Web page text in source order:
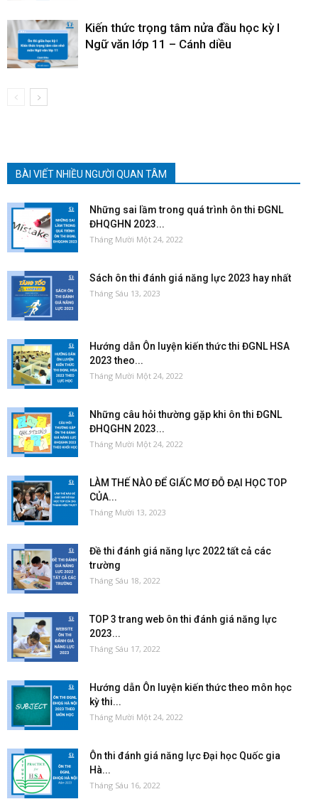
Kiến thức trọng tâm nửa đầu học kỳ I
Ngữ văn lớp 11 – Cánh diều
BÀI VIẾT NHIỀU NGƯỜI QUAN TÂM
Những sai lầm trong quá trình ôn thi ĐGNL
ĐHQGHN 2023...
Tháng Mười Một 24, 2022
Sách ôn thi đánh giá năng lực 2023 hay nhất
Tháng Sáu 13, 2023
Hướng dẫn Ôn luyện kiến thức thi ĐGNL HSA
2023 theo...
Tháng Mười Một 24, 2022
Những câu hỏi thường gặp khi ôn thi ĐGNL
ĐHQGHN 2023...
Tháng Mười Một 24, 2022
LÀM THẾ NÀO ĐỂ GIẤC MƠ ĐỖ ĐẠI HỌC TOP
CỦA...
Tháng Mười 13, 2023
Đề thi đánh giá năng lực 2022 tất cả các
trường
Tháng Sáu 18, 2022
TOP 3 trang web ôn thi đánh giá năng lực
2023...
Tháng Sáu 17, 2022
Hướng dẫn Ôn luyện kiến thức theo môn học
kỳ thi...
Tháng Mười Một 24, 2022
Ôn thi đánh giá năng lực Đại học Quốc gia
Hà...
Tháng Sáu 16, 2022